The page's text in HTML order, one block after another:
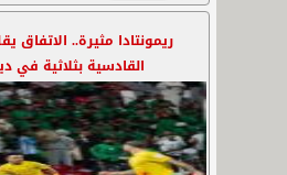
ريمونتادا مثيرة.. الاتفاق
القادسية بثلاثية في